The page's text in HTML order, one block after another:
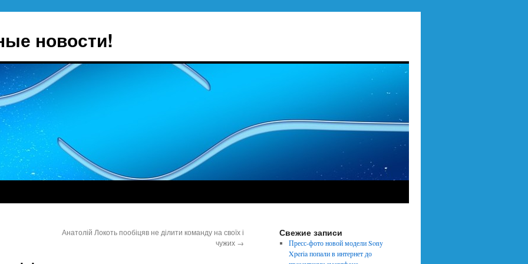
новости!
Анатолій Локоть пообіцяв не ділити команду на своїх і
чужих →
Свежие записи
Пресс-фото новой модели Sony
Xperia попали в интернет до